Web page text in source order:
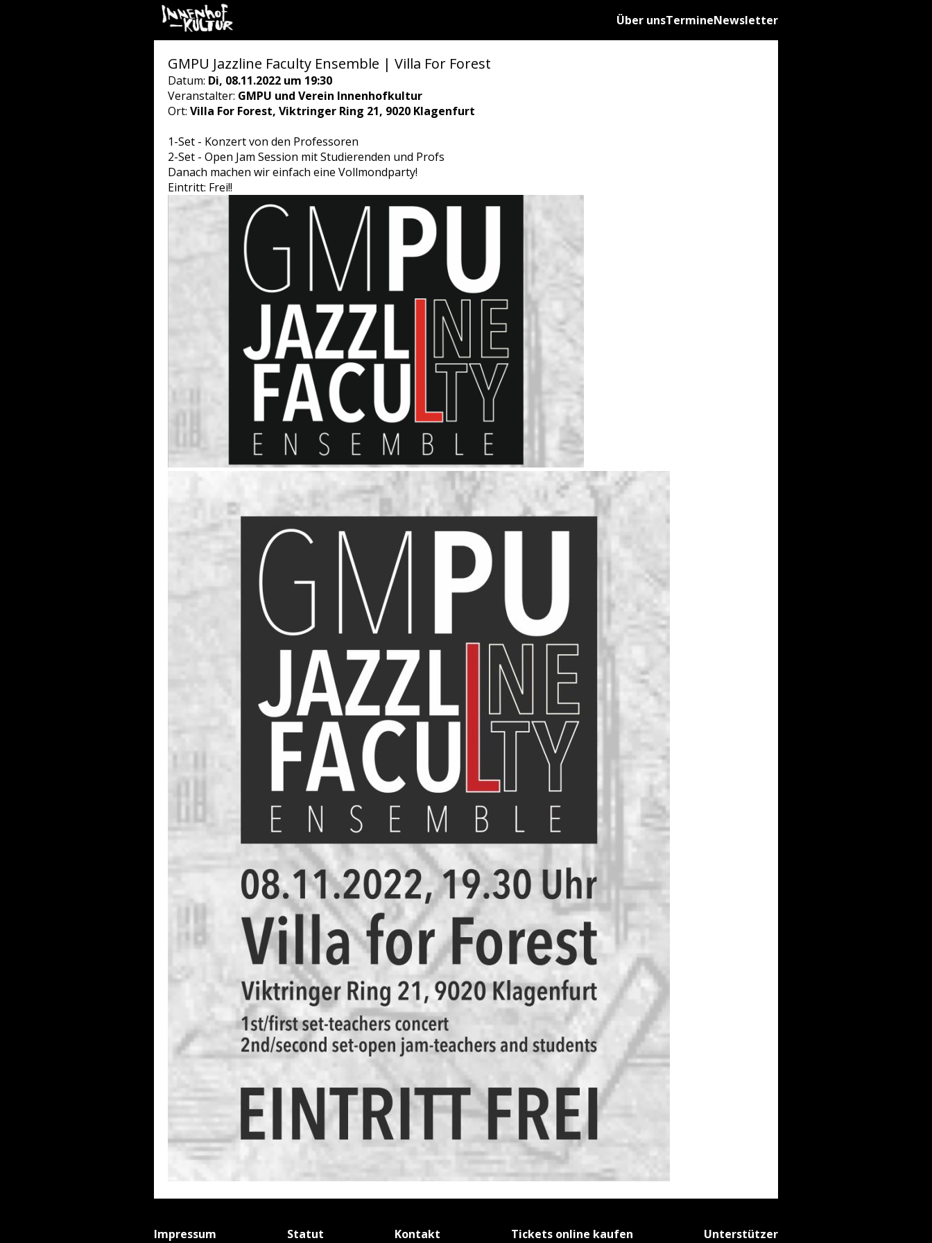
Über unsTermineNewsletter
GMPU Jazzline Faculty Ensemble | Villa For Forest
Datum: Di, 08.11.2022 um 19:30
Veranstalter: GMPU und Verein Innenhofkultur
Ort: Villa For Forest, Viktringer Ring 21, 9020 Klagenfurt
1-Set - Konzert von den Professoren
2-Set - Open Jam Session mit Studierenden und Profs
Danach machen wir einfach eine Vollmondparty!
Eintritt: Frei!!
Impressum Statut Kontakt Tickets online kaufen Unterstützer